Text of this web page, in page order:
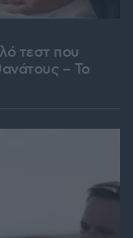
τεστ που
– Το